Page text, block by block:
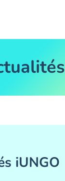
iUNGO